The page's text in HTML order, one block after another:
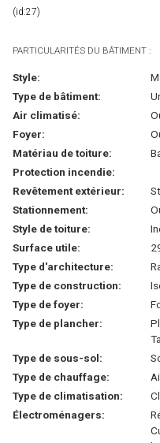
(id:27)
PARTICULARITÉS DU BÂTIMENT :
Style:
Type de bâtiment:
Air climatisé:
Foyer:
Matériau de toiture:
Protection incendie:
Revêtement extérieur:
Stationnement:
Style de toiture:
Surface utile:
Type d'architecture:
Type de construction:
Type de foyer:
Type de plancher:
Type de sous-sol:
Type de chauffage:
Type de climatisation:
Électroménagers: